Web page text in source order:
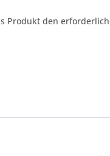
Produkt den